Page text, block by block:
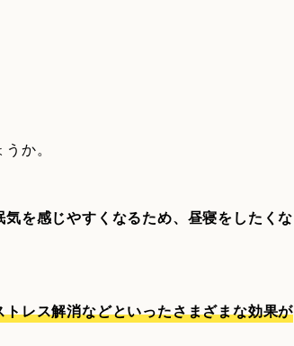
か。
を感じやすくなるため、昼寝をしたくな
レス解消などといったさまざまな効果が